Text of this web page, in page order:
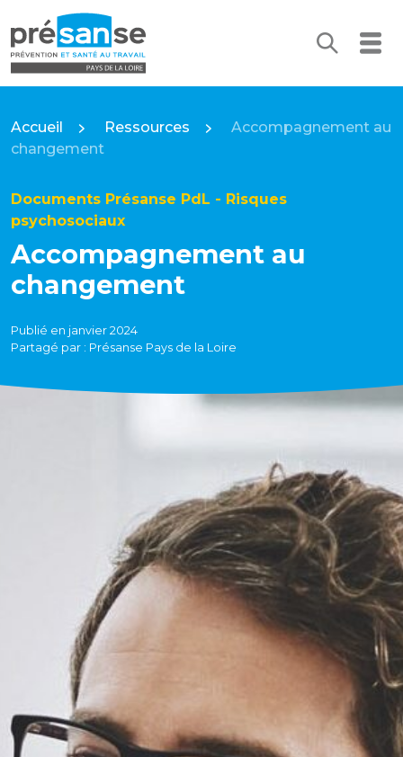
Présanse Pays de la Loire
Accompagnement au
changement
Documents Présanse PdL - Risques
psychosociaux
Publié en janvier 2024
Partagé par : Présanse Pays de la Loire
Accueil Ressources
Accompagnement au
changement